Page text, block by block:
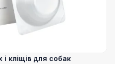
і кліщів для собак